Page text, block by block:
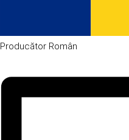
Producător Român